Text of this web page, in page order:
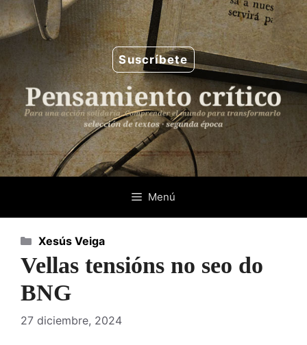
Saltar
al
contenido
Suscríbete
Menú
Vellas tensións no seo do
BNG
27 diciembre, 2024
Categorías
Xesús Veiga